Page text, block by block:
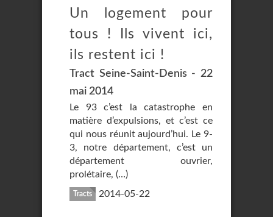
Un logement pour
tous ! Ils vivent ici,
ils restent ici !
Tract Seine-Saint-Denis - 22
mai 2014
Le 93 c’est la catastrophe en
matière d’expulsions, et c’est ce
qui nous réunit aujourd’hui. Le 9-
3, notre département, c’est un
département ouvrier,
prolétaire, (…)
Tracts 2014-05-22